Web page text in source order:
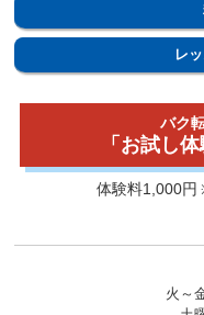
レ
バク
「お試し
体験料1,000円
火～